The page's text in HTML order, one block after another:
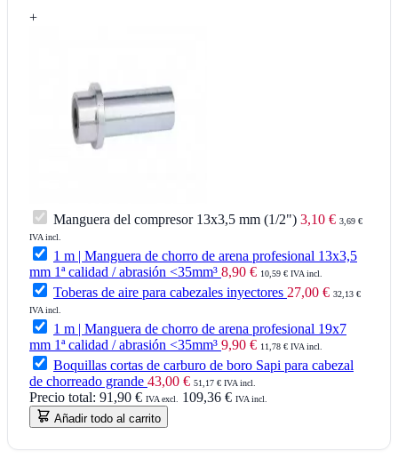
+
Manguera del compresor 13x3,5 mm (1/2") 3,10 € 3,69 €
IVA incl.
1 m | Manguera de chorro de arena profesional 13x3,5
mm 1ª calidad / abrasión <35mm³ 8,90 € 10,59 € IVA incl.
Toberas de aire para cabezales inyectores 27,00 € 32,13 €
IVA incl.
1 m | Manguera de chorro de arena profesional 19x7
mm 1ª calidad / abrasión <35mm³ 9,90 € 11,78 € IVA incl.
Boquillas cortas de carburo de boro Sapi para cabezal
de chorreado grande 43,00 € 51,17 € IVA incl.
Precio total: 91,90 € IVA excl. 109,36 € IVA incl.
Añadir todo al carrito